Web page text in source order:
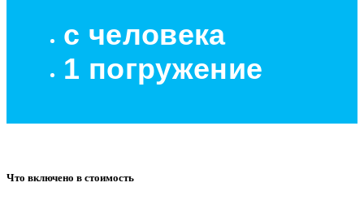
с человека
1 погружение
Что включено в стоимость